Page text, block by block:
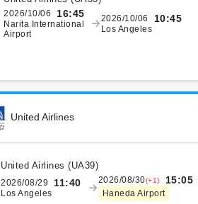
2026/10/06 16:45
Narita International
Airport
2026/10/06 10:45
Los Angeles
United Airlines
United Airlines (UA39)
2026/08/29 11:40
Los Angeles
2026/08/30(+1) 15:05
Haneda Airport